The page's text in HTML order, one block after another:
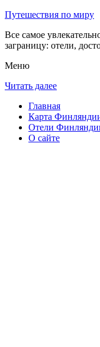
Путешествия по миру
Все самое
заграницу: отели,
Меню
Читать далее
Главная
Карта
Отели
О сайте